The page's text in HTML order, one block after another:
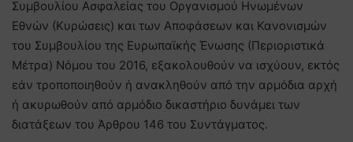
Συμβουλίου Ασφαλείας του Οργανισμού Ηνωμένων
Εθνών (Κυρώσεις) και των Αποφάσεων και Κανονισμών
του Συμβουλίου της Ευρωπαϊκής Ένωσης (Περιοριστικά
Μέτρα) Νόμου του 2016, εξακολουθούν να ισχύουν, εκτός
εάν τροποποιηθούν ή ανακληθούν από την αρμόδια αρχή
ή ακυρωθούν από αρμόδιο δικαστήριο δυνάμει των
διατάξεων του Άρθρου 146 του Συντάγματος.